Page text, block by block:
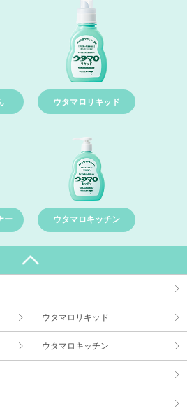
ウタマロリキッド
ー ウタマロキッチン
ウタマロリキッド
ウタマロキッチン